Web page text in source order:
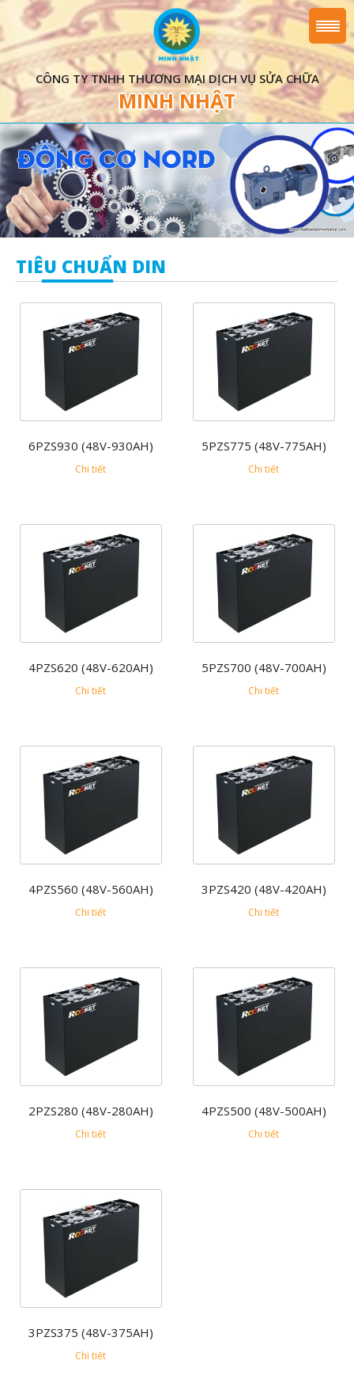
CÔNG TY TNHH THƯƠNG MẠI DỊCH VỤ SỬA CHỮA
MINH NHẬT
TIÊU CHUẨN DIN
6PZS930 (48V-930AH)
Chi tiết
5PZS775 (48V-775AH)
Chi tiết
4PZS620 (48V-620AH)
Chi tiết
5PZS700 (48V-700AH)
Chi tiết
4PZS560 (48V-560AH)
Chi tiết
3PZS420 (48V-420AH)
Chi tiết
2PZS280 (48V-280AH)
Chi tiết
4PZS500 (48V-500AH)
Chi tiết
3PZS375 (48V-375AH)
Chi tiết